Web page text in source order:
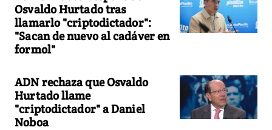
Osvaldo Hurtado tras
llamarlo "criptodictador":
"Sacan de nuevo al cadáver en
formol"
ADN rechaza que Osvaldo
Hurtado llame
"criptodictador" a Daniel
Noboa